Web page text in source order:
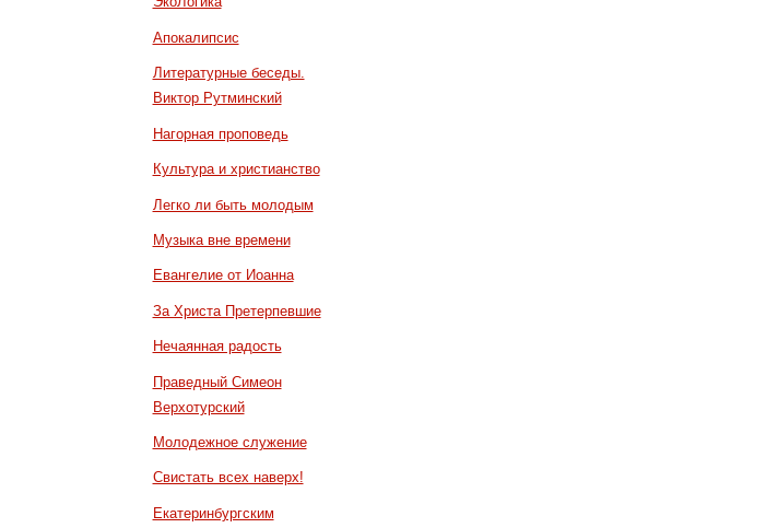
Апокалипсис
Литературные беседы.
Виктор Рутминский
Нагорная проповедь
Культура и христианство
Легко ли быть молодым
Музыка вне времени
Евангелие от Иоанна
За Христа Претерпевшие
Нечаянная радость
Праведный Симеон
Верхотурский
Молодежное служение
Свистать всех наверх!
Екатеринбургским